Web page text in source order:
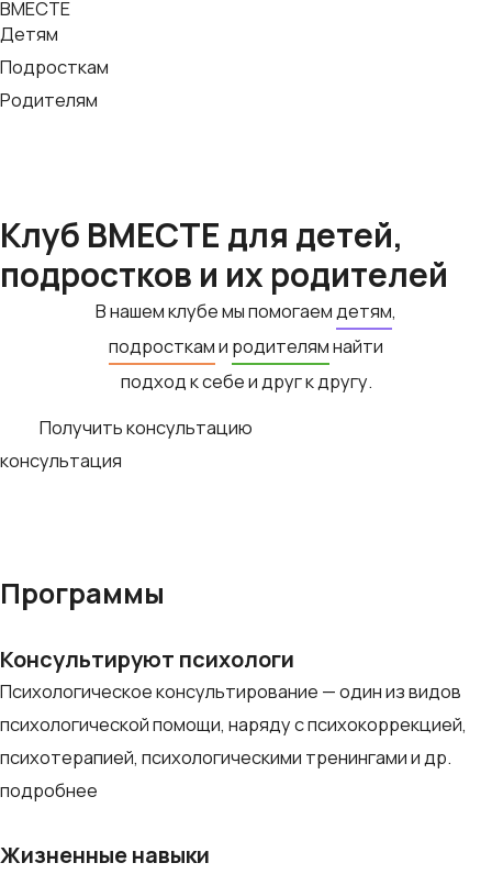
Перейти
к
содержимому
ВМЕСТЕ
Детям
Подросткам
Родителям
Клуб ВМЕСТЕ для детей,
подростков и их родителей
В нашем клубе мыпомогаемдетям,
подростками родителямнайти
подход к себе и друг к другу.
Получить консультацию
консультация
Программы
Консультируют психологи
Психологическое консультирование — один из видов
психологической помощи, наряду с психокоррекцией,
психотерапией, психологическими тренингами и др.
подробнее
Жизненные навыки